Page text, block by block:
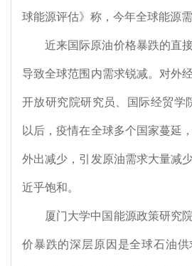
球能源评估》称，今年全球能源
近来国际原油价格暴跌的直
导致全球范围内需求锐减。对外
开放研究院研究员、国际经贸学
以后，疫情在全球多个国家蔓延
外出减少，引发原油需求大量减
近乎饱和。
厦门大学中国能源政策研究
价暴跌的深层原因是全球石油